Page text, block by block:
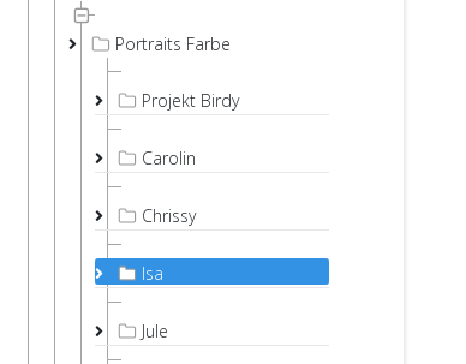
Portraits Farbe
Projekt Birdy
Carolin
Chrissy
Isa
Jule